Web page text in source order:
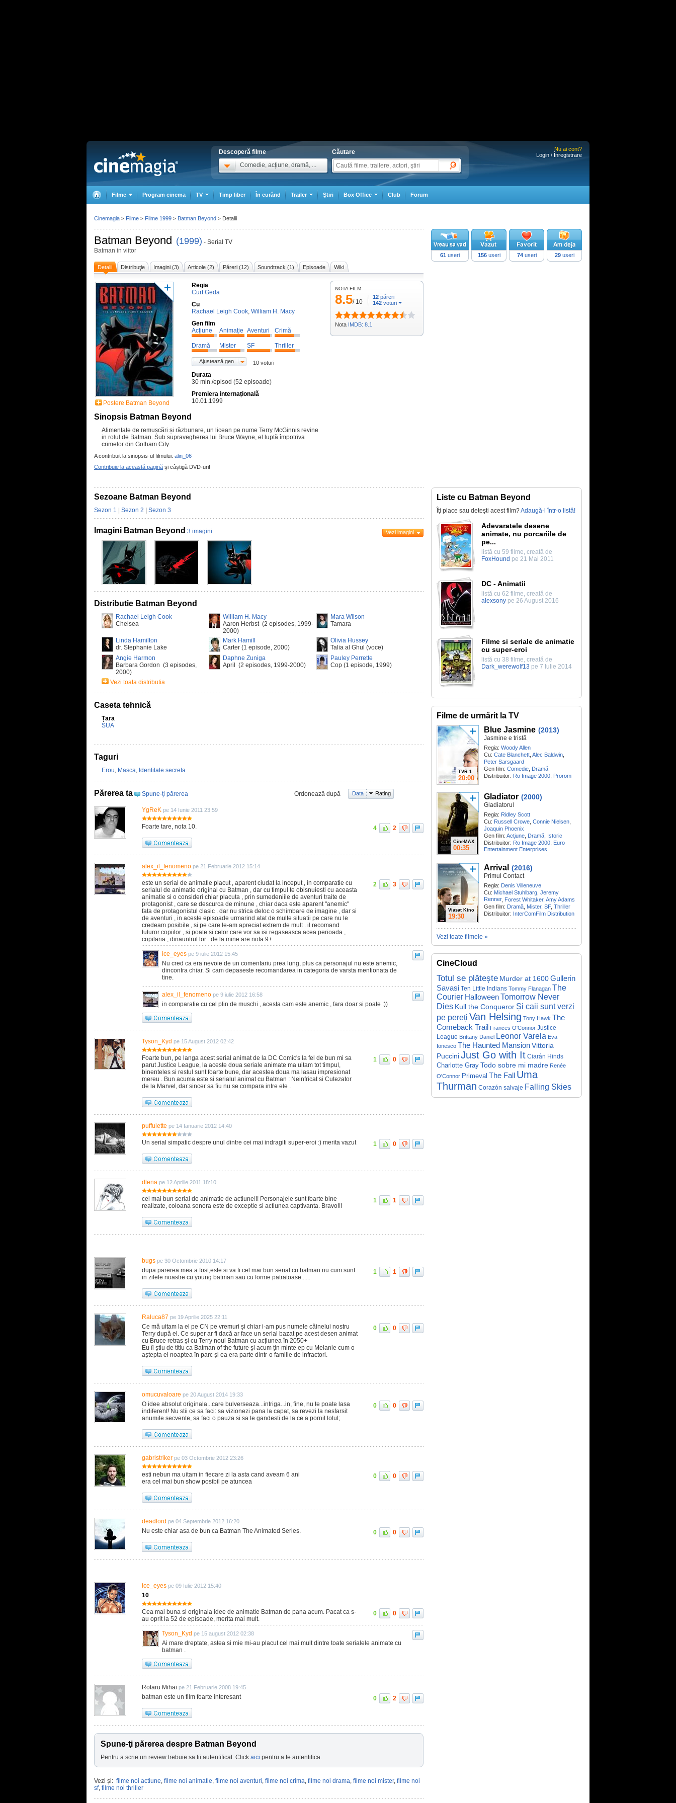
Descoperă filme
Comedie, acţiune, dramă, ...
Căutare
Nu ai cont?
Login / Înregistrare
Filme Program cinema TV Timp liber În curând Trailer Ştiri Box Office Club Forum
Batman Beyond (1999) - Serial TV
Batman in viitor
Detalii Distribuţie Imagini (3) Articole (2) Păreri (12) Soundtrack (1) Episoade Wiki
Postere Batman Beyond
Regia
Curt Geda
Cu
Rachael Leigh Cook, William H. Macy
Gen film
Acţiune
Animaţie Aventuri Crimă
Dramă Mister SF Thriller
Ajustează gen 10 voturi
Durata
30 min./episod (52 episoade)
Premiera internațională
10.01.1999
Sinopsis Batman Beyond
Alimentate de remușcări și răzbunare, un licean pe nume Terry McGinnis revine
in rolul de Batman. Sub supravegherea lui Bruce Wayne, el luptă împotriva
crimelor din Gotham City.
A contribuit la sinopsis-ul filmului: alin_06
Contribuie la această pagină şi câştigă DVD-uri!
NOTA FILM
8.5/ 10
12 păreri
142 voturi
Nota IMDB: 8.1
61 useri 156useri 74useri 29useri
Sezoane Batman Beyond
Sezon 1 Sezon 2 Sezon 3
Imagini Batman Beyond 3 imagini Vezi imagini
Distributie Batman Beyond
Rachael Leigh Cook
Chelsea
William H. Macy
Aaron Herbst (2 episodes, 1999-
2000)
Mara Wilson
Tamara
Linda Hamilton
dr. Stephanie Lake
Mark Hamill
Carter (1 episode, 2000)
Olivia Hussey
Talia al Ghul (voce)
Angie Harmon
Barbara Gordon (3 episodes,
2000)
Daphne Zuniga
April (2 episodes, 1999-2000)
Pauley Perrette
Cop (1 episode, 1999)
Vezi toata distributia
Caseta tehnică
Țara
SUA
Taguri
Erou, Masca, Identitate secreta
Părerea ta Spune-ţi părerea Ordonează după Data Rating
YgReK pe 14 Iunie 2011 23:59
Foarte tare, nota 10. 4 2
alex_il_fenomeno pe 21 Februarie 2012 15:14
este un serial de animatie placut , aparent ciudat la inceput , in comparatie cu
serialul de animatie original cu Batman , dar cu timpul te obisnuiesti cu aceasta
animatie si o consideri chiar placuta , prin sumedeniile de aventuri traite de
protagonist , care se descurca de minune , chiar daca este aparent "anemic"
fata de protagonistul clasic . dar nu strica deloc o schimbare de imagine , dar si
de aventuri , in aceste episoade urmarind atat de multe situatii pe care nu le
credeam posibile , si pe care le-am apreciat extrem de mult . il recomand
tuturor copiilor , si poate si celor care vor sa isi regaseasca acea perioada ,
copilaria , dinauntrul lor . de la mine are nota 9+
2 3
ice_eyes pe 9 iulie 2012 15:45
Nu cred ca era nevoie de un comentariu prea lung, plus ca personajul nu este anemic,
dincontra chiar. Si cam depaseste recomandarea in categoria de varsta mentionata de
tine.
alex_il_fenomeno pe 9 iulie 2012 16:58
in comparatie cu cel plin de muschi , acesta cam este anemic , fara doar si poate :))
Tyson_Kyd pe 15 August 2012 02:42
Foarte bun, pe langa acest serial animat de la DC Comic's la fel de bun mi sa
parut Justice League, la aceste doua seriale animate ma uitam tot timpul,
binenteles si restul sunt foarte bune, dar acestea doua ma lasau impresionat
mereu . Bun acuma este si serialul animat cu Batman : Neinfricat si Cutezator
de la Marvel, dar sincer sa fiu nu se compara intre ele .
1 0
puffulette pe 14 Ianuarie 2012 14:40
Un serial simpatic despre unul dintre cei mai indragiti super-eroi :) merita vazut 1 0
dlena pe 12 Aprilie 2011 18:10
cel mai bun serial de animatie de actiune!!! Personajele sunt foarte bine
realizate, coloana sonora este de exceptie si actiunea captivanta. Bravo!!!
1 1
bugs pe 30 Octombrie 2010 14:17
dupa parerea mea a fost,este si va fi cel mai bun serial cu batman.nu cum sunt
in zilele noastre cu young batman sau cu forme patratoase......
1 1
Raluca87 pe 19 Aprilie 2025 22:11
Ce mă uitam la el pe CN pe vremuri și chiar i-am pus numele câinelui nostru
Terry după el. Ce super ar fi dacă ar face un serial bazat pe acest desen animat
cu Bruce retras și cu Terry noul Batman cu acțiunea în 2050+
Eu îl știu de titlu ca Batman of the future și acum țin minte ep cu Melanie cum o
aștepta el noaptea în parc și ea era parte dintr-o familie de infractori.
0 0
omucuvaloare pe 20 August 2014 19:33
O idee absolut originala...care bulverseaza...intriga...in, fine, nu te poate lasa
indiferent! Nu stii ce sa faci: sa vizionezi pana la capat, sa revezi la nesfarsit
anumite secvente, sa faci o pauza si sa te gandesti de la ce a pornit totul;
0 0
gabristriker pe 03 Octombrie 2012 23:26
esti nebun ma uitam in fiecare zi la asta cand aveam 6 ani
era cel mai bun show posibil pe atuncea
0 0
deadlord pe 04 Septembrie 2012 16:20
Nu este chiar asa de bun ca Batman The Animated Series. 0 0
ice_eyes pe 09 Iulie 2012 15:40
10
Cea mai buna si originala idee de animatie Batman de pana acum. Pacat ca s-
au oprit la 52 de episoade, merita mai mult.
0 0
Tyson_Kyd pe 15 august 2012 02:38
Ai mare dreptate, astea si mie mi-au placut cel mai mult dintre toate serialele animate cu
batman .
Rotaru Mihai pe 21 Februarie 2008 19:45
batman este un film foarte interesant 0 2
Spune-ţi părerea despre Batman Beyond
Pentru a scrie un review trebuie sa fii autentificat. Click aici pentru a te autentifica.
Vezi şi: filme noi actiune, filme noi animatie, filme noi aventuri, filme noi crima, filme noi drama, filme noi mister, filme noi
sf, filme noi thriller
Liste cu Batman Beyond
Îţi place sau deteşti acest film?Adaugă-l într-o listă!
Adevaratele desene
animate, nu porcariile de
pe...
listă cu 59 filme, creată de
FoxHound pe 21 Mai 2011
DC - Animatii
listă cu 62 filme, creată de
alexsony pe 26 August 2016
Filme si seriale de animatie
cu super-eroi
listă cu 38 filme, creată de
Dark_werewolf13 pe 7 Iulie 2014
Filme de urmărit la TV
TVR 1
20:00
Blue Jasmine (2013)
Jasmine e tristă
Regia: Woody Allen
Cu: Cate Blanchett Alec Baldwin
Peter Sarsgaard
Gen film: Comedie Dramă
Distribuitor: Ro Image 2000 Prorom
CineMAX
00:35
Gladiator (2000)
Gladiatorul
Regia: Ridley Scott
Cu: Russell Crowe Connie Nielsen
Joaquin Phoenix
Gen film: Acţiune Dramă Istoric
Distribuitor: Ro Image 2000 Euro
Entertainment Enterprises
Viasat Kino
19:30
Arrival (2016)
Primul Contact
Regia: Denis Villeneuve
Cu: Michael Stuhlbarg Jeremy
Renner, Forest Whitaker, Amy Adams
Gen film: Dramă Mister, SF, Thriller
Distribuitor: InterComFilm Distribution
Vezi toate filmele »
CineCloud
Totul se plătește Murder at 1600Gullerin
Savasi Ten Little Indians Tommy Flanagan The
Courier HalloweenTomorrow Never
Dies Kull the Conqueror Și caii sunt verzi
pe pereți Van Helsing Tony Hawk The
Comeback Trail Frances O'Connor Justice
League Brittany Daniel Leonor Varela Eva
Ionesco The Haunted MansionVittoria
PucciniJust Go with It Ciarán Hinds
Charlotte Gray Todo sobre mi madre Renée
O'Connor Primeval The Fall Uma
Thurman Corazón salvaje Falling Skies
Cinemagia > Filme > Filme 1999 > Batman Beyond > Detalii